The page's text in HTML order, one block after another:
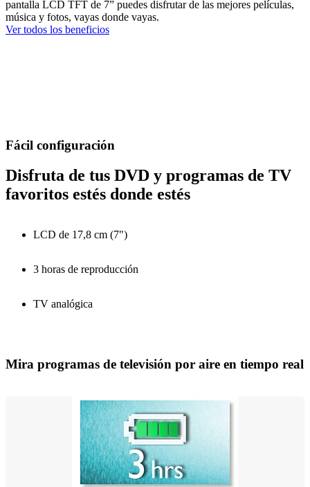
pantalla LCD TFT de 7” puedes disfrutar de las mejores películas,
música y fotos, vayas donde vayas.
Ver todos los beneficios
Fácil configuración
Disfruta de tus DVD y programas de TV
favoritos estés donde estés
LCD de 17,8 cm (7")
3 horas de reproducción
TV analógica
Mira programas de televisión por aire en tiempo real